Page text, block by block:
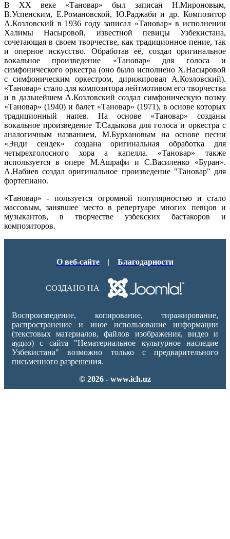
В ХХ веке «Тановар» был записан Н.Мироновым,
В.Успенским, Е.Романовской, Ю.Раджаби и др. Композитор
А.Козловский в 1936 году записал «Тановар» в исполнении
Халимы Насыровой, известной певицы Узбекистана,
сочетающая в своем творчестве, как традиционное пение, так
и оперное искусство. Обработав её, создал оригинальное
вокальное произведение «Тановар» для голоса и
симфонического оркестра (оно было исполнено Х.Насыровой
с симфоническим оркестром, дирижировал А.Козловский).
«Тановар» стало для композитора лейтмотивом его творчества
и в дальнейшем А.Козловский создал симфоническую поэму
«Тановар» (1940) и балет «Тановар» (1971), в основе которых
традиционный напев. На основе «Тановар» созданы
вокальное произведение Т.Садыкова для голоса и оркестра с
аналогичным названием, М.Бурхановым на основе песни
«Энди сендек» создана оригинальная обработка для
четырехголосного хора а капелла. «Тановар» также
используется в опере М.Ашрафи и С.Василенко «Буран».
А.Набиев создал оригинальное произведение "Тановар" для
фортепиано.
«Тановар» - пользуется огромной популярностью и стало
массовым, занявшее место в репертуаре многих певцов и
музыкантов, в творчестве узбекских бастакоров и
композиторов.
О веб-сайте | Благодарности
СОЗДАНО НА
Воспроизведение, копирование, тиражирование,
распространение и иное использование информации
(текстовых материалов, файлов изображения, видео и
аудио) с сайта "Нематериальное культурное наследие
Узбекистана" возможно только с предварительного
письменного разрешения.
© 2026 - www.ich.uz